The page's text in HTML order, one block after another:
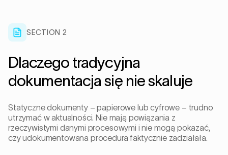
SECTION 2
Dlaczego tradycyjna
dokumentacja się nie skaluje
Statyczne dokumenty – papierowe lub cyfrowe – trudno
utrzymać w aktualności. Nie mają powiązania z
rzeczywistymi danymi procesowymi i nie mogą pokazać,
czy udokumentowana procedura faktycznie zadziałała.